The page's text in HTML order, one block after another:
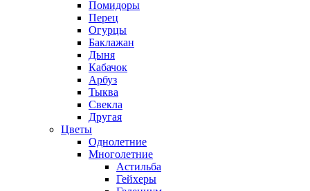
Помидоры
Перец
Огурцы
Баклажан
Дыня
Кабачок
Арбуз
Тыква
Свекла
Другая
Цветы
Однолетние
Многолетние
Астильба
Гейхеры